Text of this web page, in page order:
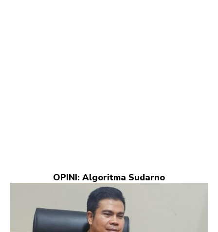
OPINI: Algoritma Sudarno